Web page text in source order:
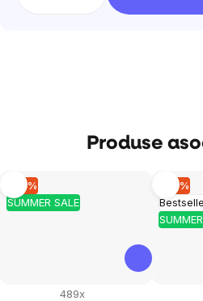
Produse
SUMMER SALE
–10 %
489x
–10 %